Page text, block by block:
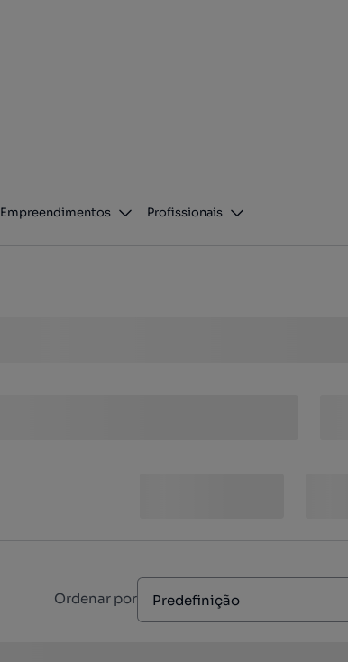
Empreendimentos Profissionais
Ordenar por Predefinição